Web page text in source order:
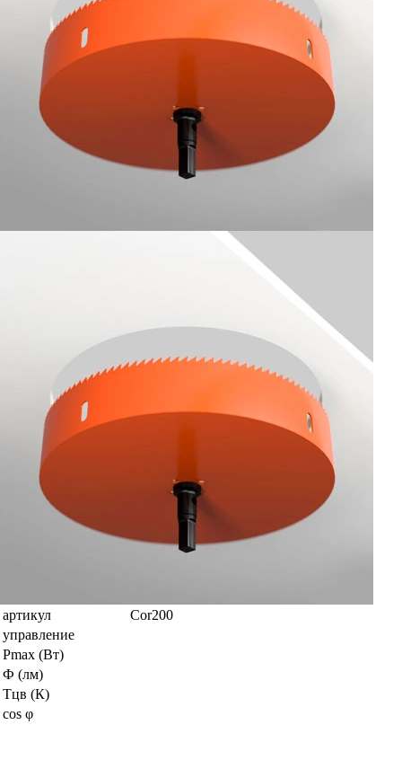
артикул
Cor200
управление
Pmax (Вт)
Ф (лм)
Тцв (К)
cos φ